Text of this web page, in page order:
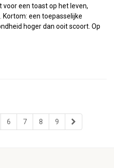
voor een toast op het leven,
een toepasselijke
hoger dan ooit scoort. Op
6 7 8 9